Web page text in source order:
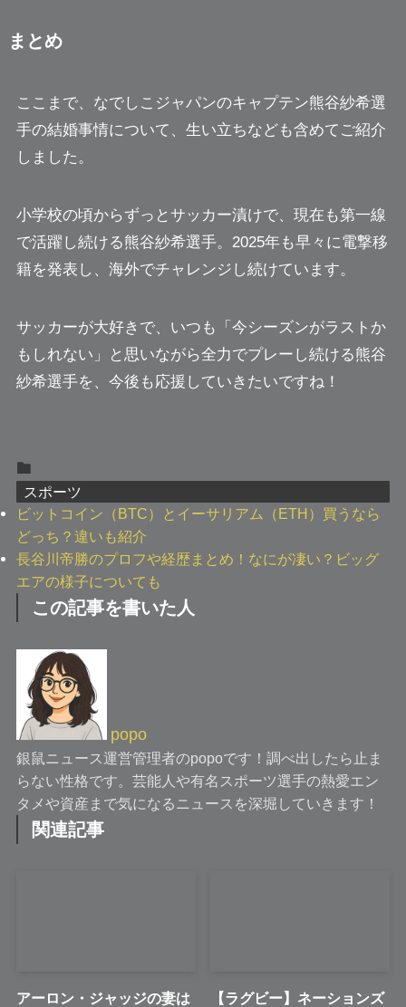
まとめ
ここまで、なでしこジャパンのキャプテン熊谷紗希選
手の結婚事情について、生い立ちなども含めてご紹介
しました。
小学校の頃からずっとサッカー漬けで、現在も第一線
で活躍し続ける熊谷紗希選手。2025年も早々に電撃移
籍を発表し、海外でチャレンジし続けています。
サッカーが大好きで、いつも「今シーズンがラストか
もしれない」と思いながら全力でプレーし続ける熊谷
紗希選手を、今後も応援していきたいですね！
スポーツ
ビットコイン（BTC）とイーサリアム（ETH）買うなら
どっち？違いも紹介
長谷川帝勝のプロフや経歴まとめ！なにが凄い？ビッグ
エアの様子についても
この記事を書いた人
popo
銀鼠ニュース運営管理者のpopoです！調べ出したら止ま
らない性格です。芸能人や有名スポーツ選手の熱愛エン
タメや資産まで気になるニュースを深堀していきます！
関連記事
アーロン・ジャッジの妻は 【ラグビー】ネーションズ